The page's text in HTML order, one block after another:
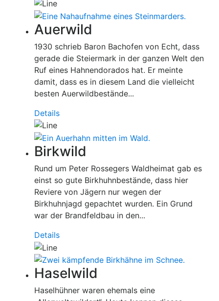
Auerwild
1930 schrieb Baron Bachofen von Echt, dass
gerade die Steiermark in der ganzen Welt den
Ruf eines Hahnendorados hat. Er meinte
damit, dass es in diesem Land die vielleicht
besten Auerwildbestände...
Details
Birkwild
Rund um Peter Rossegers Waldheimat gab es
einst so gute Birkhuhnbestände, dass hier
Reviere von Jägern nur wegen der
Birkhuhnjagd gepachtet wurden. Ein Grund
war der Brandfeldbau in den...
Details
Haselwild
Haselhühner waren ehemals eine